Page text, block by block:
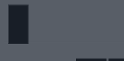
Μετάβαση